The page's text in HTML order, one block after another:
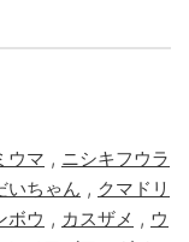
ウマ , ニシキフウラ
いちゃん , クマドリ
ボウ , カスザメ , ウ